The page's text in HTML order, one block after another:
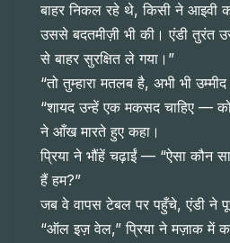
बाहर निकल रहे थे, किसी ने आइवी
उससे बदतमीज़ी भी की। एंडी तुरंत
से बाहर सुरक्षित ले गया।”
“तो तुम्हारा मतलब है, अभी भी
“शायद उन्हें एक मकसद चाहिए —
ने आँख मारते हुए कहा।
प्रिया ने भौंहें चढ़ाईं — “ऐसा कौन
हैं हम?”
जब वे वापस टेबल पर पहुँचे, एंडी ने
“ऑल इज़ वेल,” प्रिया ने मज़ाक में